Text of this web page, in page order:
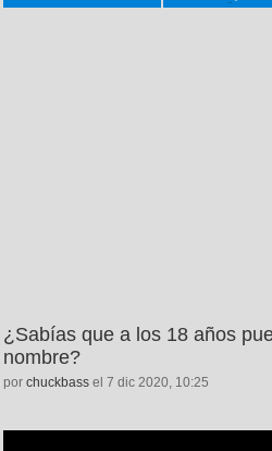
¿Sabías que a los 18 años
nombre?
por chuckbass el 7 dic 2020, 10:25